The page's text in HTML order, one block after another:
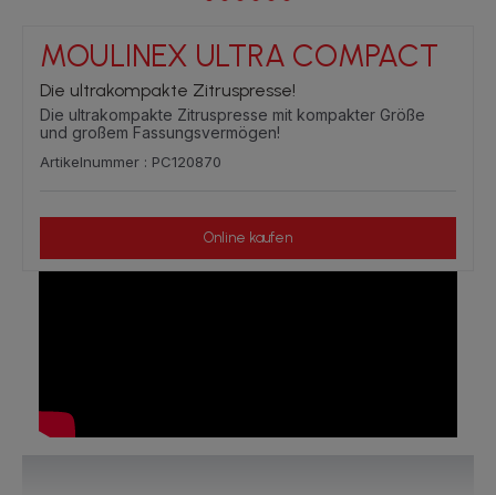
MOULINEX ULTRA COMPACT
Die ultrakompakte Zitruspresse!
Die ultrakompakte Zitruspresse mit kompakter Größe
und großem Fassungsvermögen!
Artikelnummer : PC120870
Online kaufen